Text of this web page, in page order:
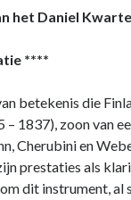
het Daniel
****
betekenis die
1837), zoon van
Cherubini en
prestaties als
dit instrument, al